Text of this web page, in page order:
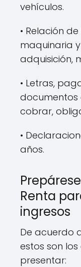
vehículos.
• Relación
maquinaria
adquisición,
• Letras,
documentos
cobrar,
•
años.
Renta
ingresos
De acuerdo
estos son
presentar: